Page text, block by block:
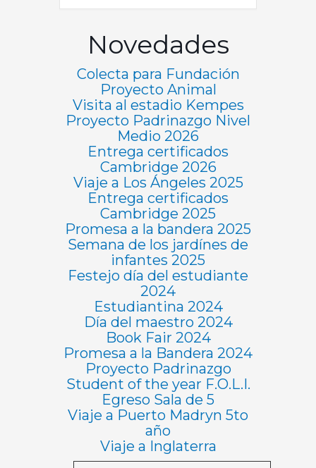
Novedades
Colecta para Fundación
Proyecto Animal
Visita al estadio Kempes
Proyecto Padrinazgo Nivel
Medio 2026
Entrega certificados
Cambridge 2026
Viaje a Los Ángeles 2025
Entrega certificados
Cambridge 2025
Promesa a la bandera 2025
Semana de los jardínes de
infantes 2025
Festejo día del estudiante
2024
Estudiantina 2024
Día del maestro 2024
Book Fair 2024
Promesa a la Bandera 2024
Proyecto Padrinazgo
Student of the year F.O.L.I.
Egreso Sala de 5
Viaje a Puerto Madryn 5to
año
Viaje a Inglaterra